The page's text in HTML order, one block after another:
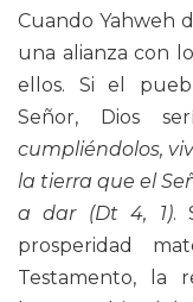
Cuando Yahweh
una alianza con
ellos. Si el
Señor, Dios
cumpliéndolos,
la tierra que el
a dar (Dt 4, 1).
prosperidad
Testamento, la